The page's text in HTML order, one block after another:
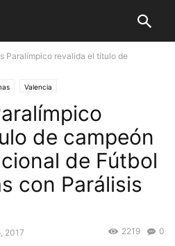
Paralímpico revalida el título de
Valencia
de campeón
de Fútbol
con Parálisis
2017 0
2219